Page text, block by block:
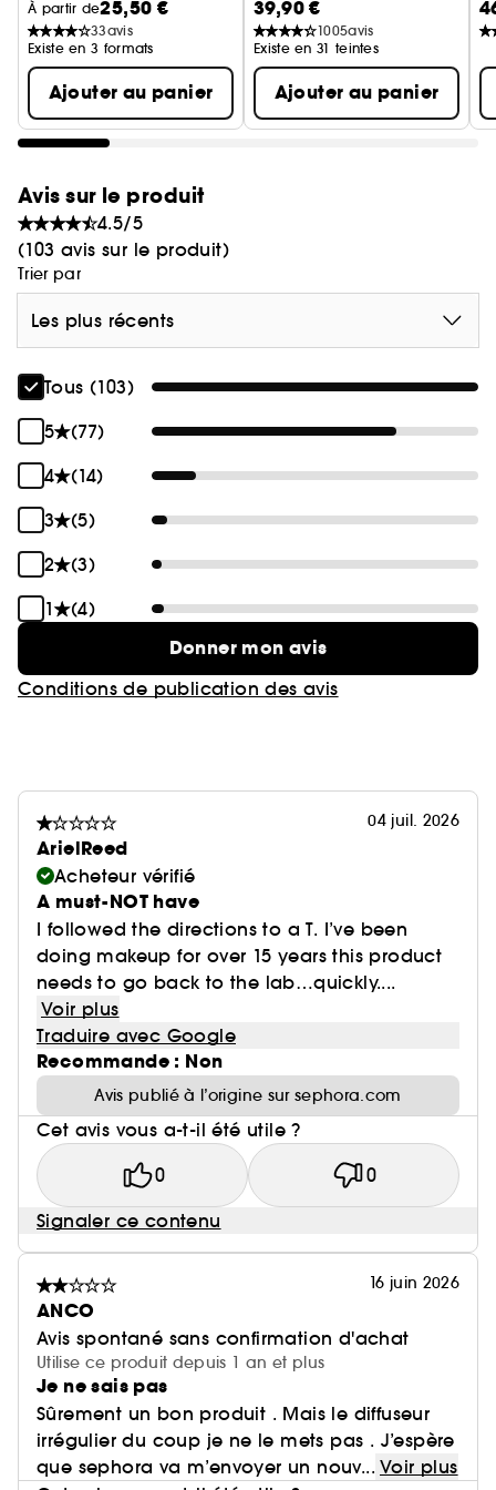
À partir de25,50 €
33avis
Existe en 3 formats
Ajouter au panier
Anti-cernes
39,90 €
1005avis
Existe en 31 teintes
Ajouter au panier
Avis sur le produit
4.5/5
(103 avis sur le produit)
Trier par
Les plus récents
Tous (103)
5
(77)
4
(14)
3
(5)
2
(3)
1
(4)
Donner mon avis
Conditions de publication des avis
04 juil. 2026
ArielReed
Acheteur vérifié
A must-NOT have
I followed the directions to a T. I’ve been
doing makeup for over 15 years this product
needs to go back to the lab…quickly....
Voir plus
Traduire avec Google
Recommande : Non
Avis publié à l’origine sur sephora.com
Cet avis vous a-t-il été utile ?
0 0
Signaler ce contenu
16 juin 2026
ANCO
Avis spontané sans confirmation d'achat
Utilise ce produit depuis 1 an et plus
Je ne sais pas
Sûrement un bon produit . Mais le diffuseur
irrégulier du coup je ne le mets pas . J’espère
que sephora va m’envoyer un nouv... Voir plus